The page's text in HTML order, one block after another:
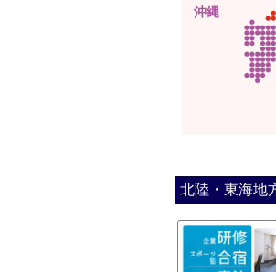
沖縄
北陸・東海